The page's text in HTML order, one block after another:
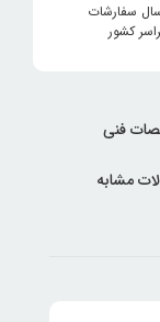
سفارشات
کشور
فنی
مشابه